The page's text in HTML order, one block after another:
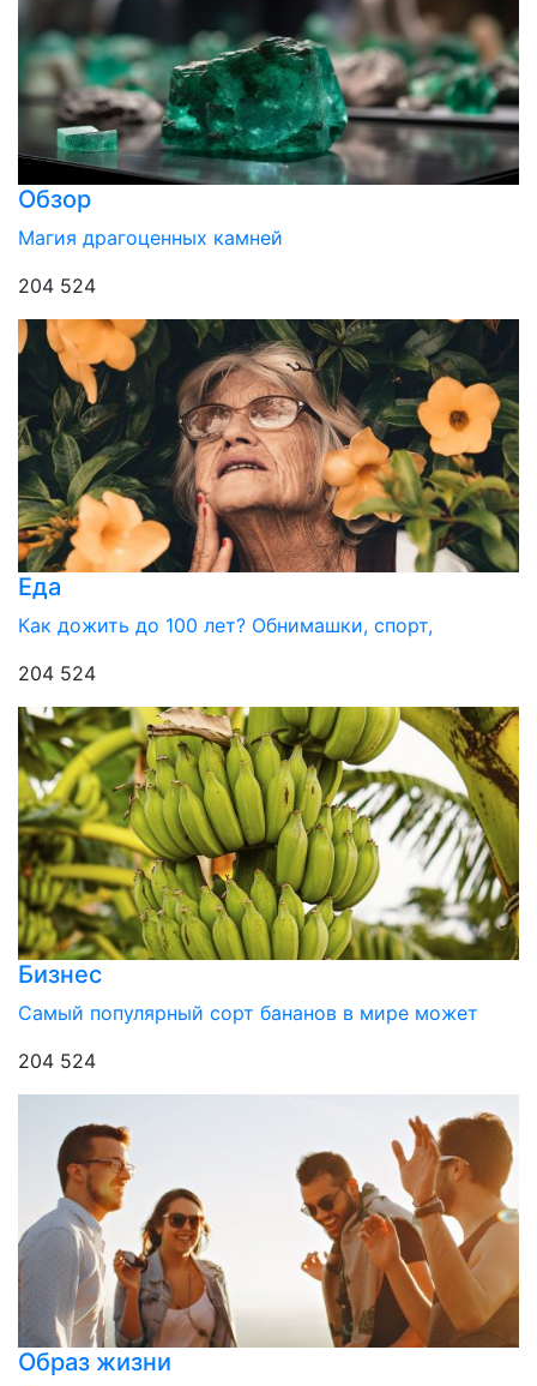
Обзор
Магия драгоценных камней
204 524
Еда
Как дожить до 100 лет? Обнимашки, спорт,
204 524
Бизнес
Самый популярный сорт бананов в мире может
204 524
Образ жизни